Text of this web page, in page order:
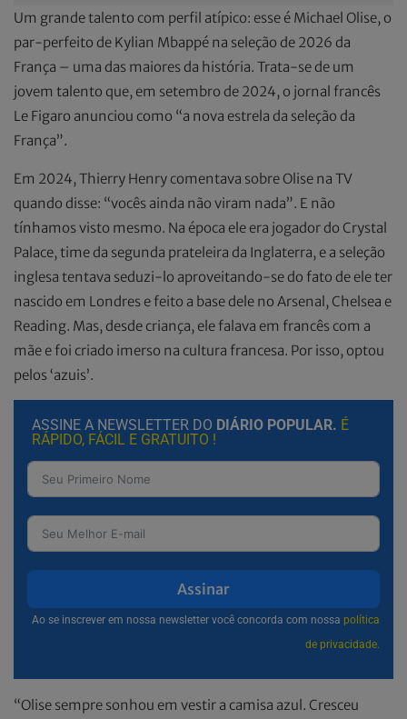
Um grande talento com perfil atípico: esse é Michael Olise, o
par-perfeito de Kylian Mbappé na seleção de 2026 da
França – uma das maiores da história. Trata-se de um
jovem talento que, em setembro de 2024, o jornal francês
Le Figaro anunciou como “a nova estrela da seleção da
França”.
Em 2024, Thierry Henry comentava sobre Olise na TV
quando disse: “vocês ainda não viram nada”. E não
tínhamos visto mesmo. Na época ele era jogador do Crystal
Palace, time da segunda prateleira da Inglaterra, e a seleção
inglesa tentava seduzi-lo aproveitando-se do fato de ele ter
nascido em Londres e feito a base dele no Arsenal, Chelsea e
Reading. Mas, desde criança, ele falava em francês com a
mãe e foi criado imerso na cultura francesa. Por isso, optou
pelos ‘azuis’.
ASSINE A NEWSLETTER DO DIÁRIO POPULAR. É
RÁPIDO, FÁCIL E GRATUITO !
Assinar
Ao se inscrever em nossa newsletter você concorda com nossa política
de privacidade.
“Olise sempre sonhou em vestir a camisa azul. Cresceu